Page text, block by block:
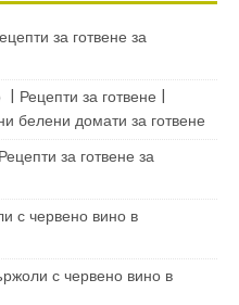
за готвене за
Рецепти за готвене |
белени домати за готвене
за готвене за
с червено вино в
с червено вино в